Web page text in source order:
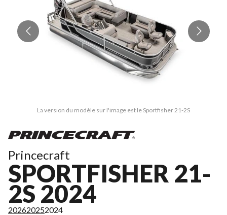
La version du modèle sur l'image est le Sportfisher 21-2S
Princecraft
SPORTFISHER 21-
2S 2024
202620252024